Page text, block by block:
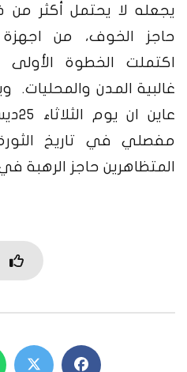
يجعله لا يحتمل أكثر
حاجز الخوف، من
اكتملت الخطوة
غالبية المدن
مفصلي في تاريخ
المتظاهرين حاجز الرهبة